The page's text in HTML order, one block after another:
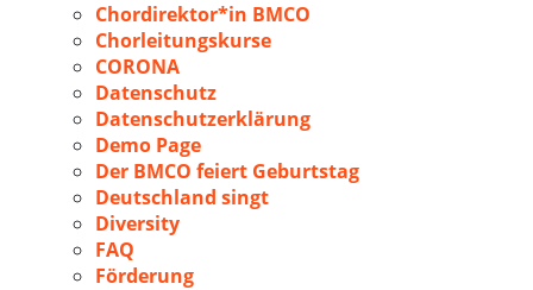
Chordirektor*in BMCO
Chorleitungskurse
CORONA
Datenschutz
Datenschutzerklärung
Demo Page
Der BMCO feiert Geburtstag
Deutschland singt
Diversity
FAQ
Förderung